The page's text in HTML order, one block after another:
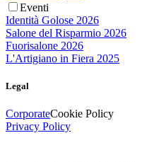
Eventi
Identità Golose 2026
Salone del Risparmio 2026
Fuorisalone 2026
L'Artigiano in Fiera 2025
Legal
CorporateCookie Policy
Privacy Policy